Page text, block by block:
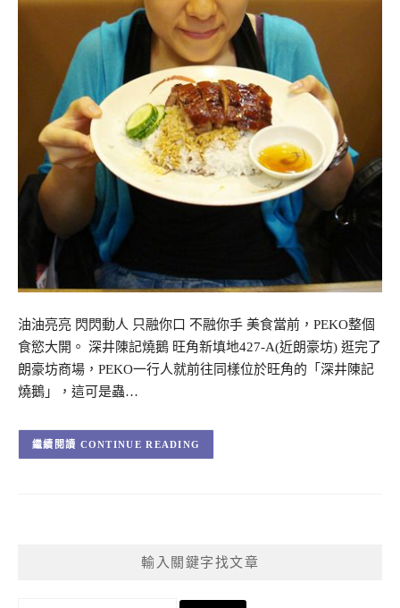
油油亮亮 閃閃動人 只融你口 不融你手 美食當前，PEKO整個
食慾大開。 深井陳記燒鵝 旺角新填地427-A(近朗豪坊) 逛完了
朗豪坊商場，PEKO一行人就前往同樣位於旺角的「深井陳記
燒鵝」，這可是蟲…
CONTINUE READING
輸入關鍵字找文章